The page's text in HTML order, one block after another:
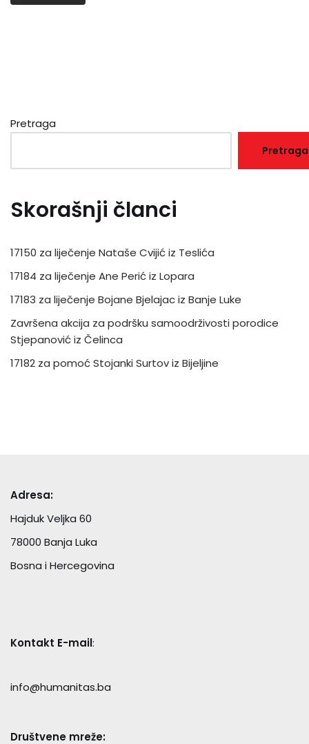
Pretraga
Pretraga
Skorašnji članci
17150 za liječenje Nataše Cvijić iz Teslića
17184 za liječenje Ane Perić iz Lopara
17183 za liječenje Bojane Bjelajac iz Banje Luke
Završena akcija za podršku samoodrživosti porodice
Stjepanović iz Čelinca
17182 za pomoć Stojanki Surtov iz Bijeljine
Adresa:
Hajduk Veljka 60
78000 Banja Luka
Bosna i Hercegovina
Kontakt E-mail:
info@humanitas.ba
Društvene mreže: